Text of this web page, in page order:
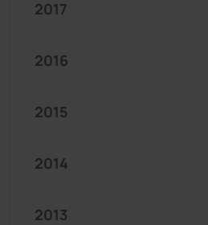
2017
2016
2015
2014
2013